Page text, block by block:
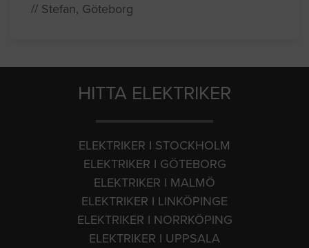
// Stefan, Göteborg
HITTA ELEKTRIKER
ELEKTRIKER I STOCKHOLM
ELEKTRIKER I GÖTEBORG
ELEKTRIKER I MALMÖ
ELEKTRIKER I LINKÖPINGE
ELEKTRIKER I NORRKÖPING
ELEKTRIKER I UPPSALA